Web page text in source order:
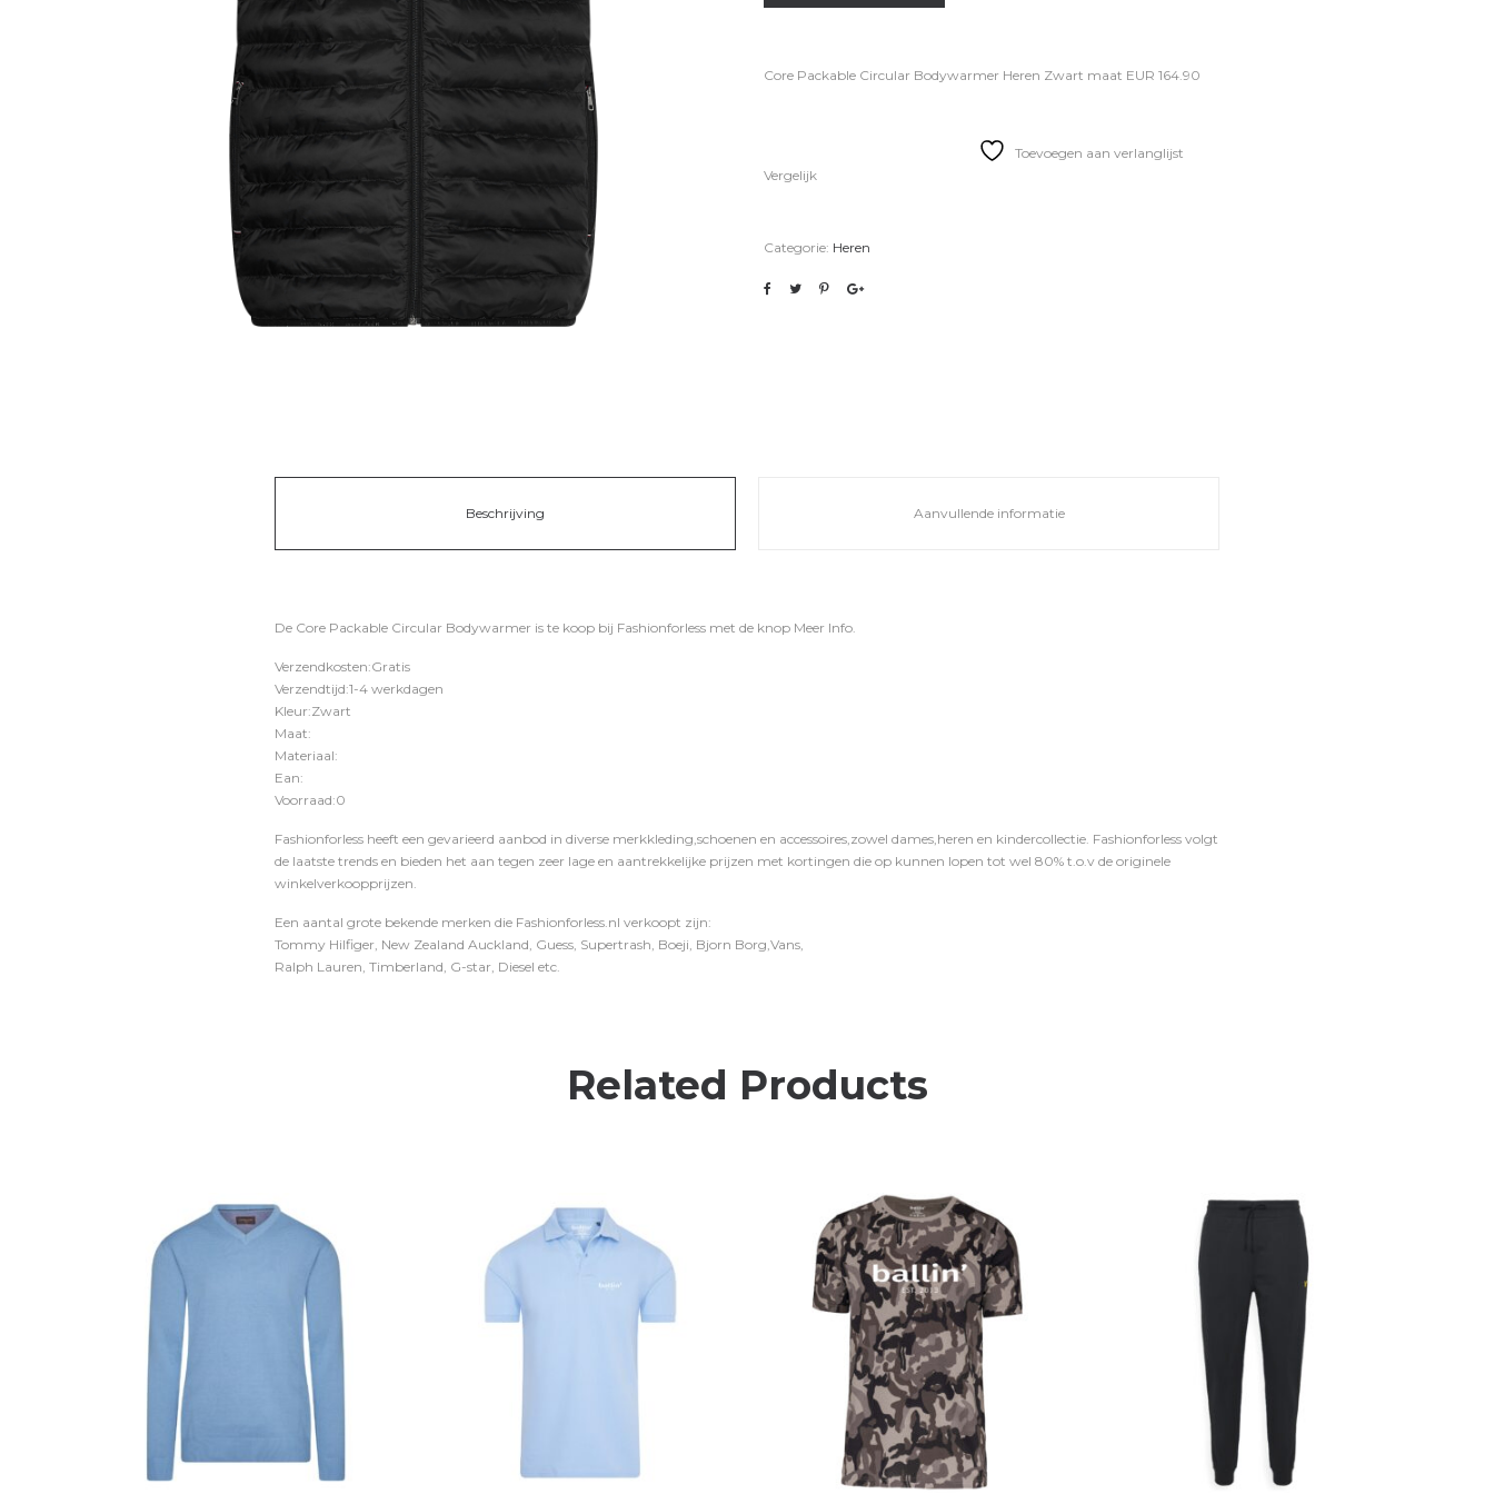
Core Packable Circular Bodywarmer Heren Zwart maat EUR 164.90
Toevoegen aan verlanglijst
Vergelijk
Categorie: Heren
Beschrijving Aanvullende informatie
De Core Packable Circular Bodywarmer is te koop bij Fashionforless met de knop Meer Info.
Verzendkosten:Gratis
Verzendtijd:1-4 werkdagen
Kleur:Zwart
Maat:
Materiaal:
Ean:
Voorraad:0
Fashionforless heeft een gevarieerd aanbod in diverse merkkleding,schoenen en accessoires,zowel dames,heren en kindercollectie. Fashionforless volgt
de laatste trends en bieden het aan tegen zeer lage en aantrekkelijke prijzen met kortingen die op kunnen lopen tot wel 80% t.o.v de originele
winkelverkoopprijzen.
Een aantal grote bekende merken die Fashionforless.nl verkoopt zijn:
Tommy Hilfiger, New Zealand Auckland, Guess, Supertrash, Boeji, Bjorn Borg,Vans,
Ralph Lauren, Timberland, G-star, Diesel etc.
Related Products